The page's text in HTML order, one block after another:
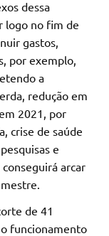
dessa
logo no fim de
gastos,
por exemplo,
a
redução em
2021, por
crise de saúde
e
arcar
de 41
funcionamento